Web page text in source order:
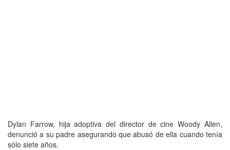
Dylan Farrow, hija adoptiva del director de cine Woody Allen,
denunció a su padre asegurando que abusó de ella cuando tenía
sólo siete años.